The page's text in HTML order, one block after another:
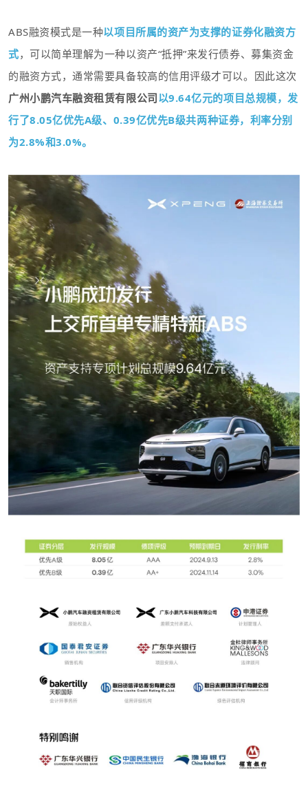
ABS融资模式是一种以项目所属的资产为支撑的证券化融资方
式，可以简单理解为一种以资产“抵押”来发行债券、募集资金
的融资方式，通常需要具备较高的信用评级才可以。因此这次
广州小鹏汽车融资租赁有限公司以9.64亿元的项目总规模，发
行了8.05亿优先A级、0.39亿优先B级共两种证券，利率分别
为2.8%和3.0%。